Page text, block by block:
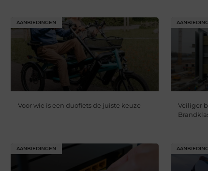
AANBIEDINGEN
Voor wie is een duofiets de juiste keuze
Veiliger
AANBIEDINGEN